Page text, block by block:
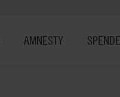
AMNESTY